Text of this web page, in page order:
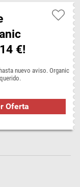
€!
nuevo aviso. Organic
Oferta